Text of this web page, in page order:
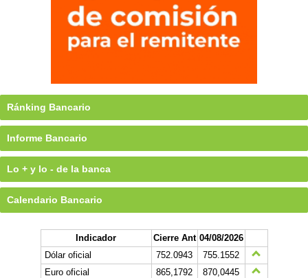
Ránking Bancario
Informe Bancario
Lo + y lo - de la banca
Calendario Bancario
Indicador Cierre Ant 04/08/2026
Dólar oficial
752.0943
755.1552
Euro oficial
865,1792
870,0445